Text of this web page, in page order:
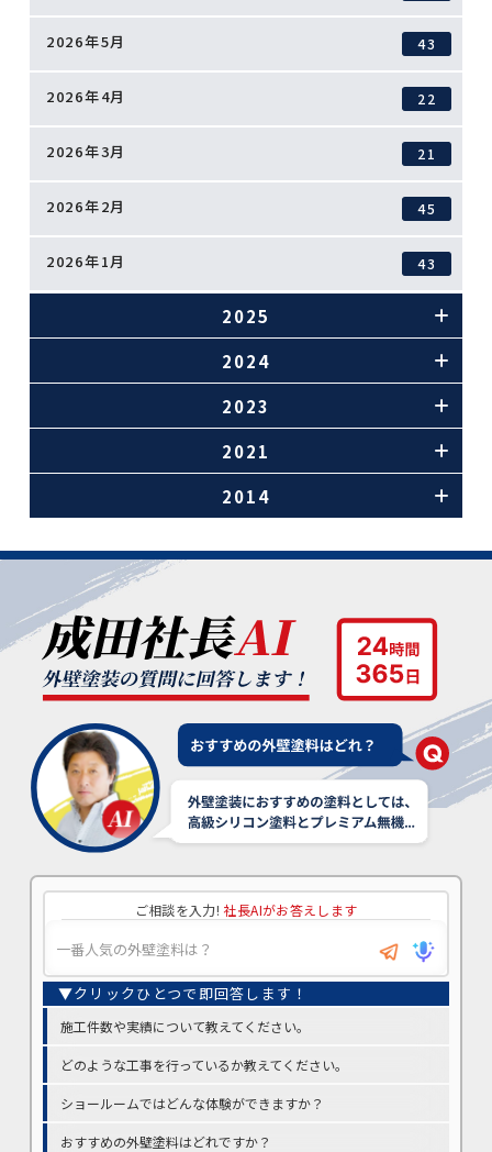
2026年5月 43
2026年4月 22
2026年3月 21
2026年2月 45
2026年1月 43
2025
2024
2023
2021
2014
ご相談を入力! 社長AIがお答えします
施工件数や実績について教えてください。
どのような工事を行っているか教えてください。
ショールームではどんな体験ができますか？
おすすめの外壁塗料はどれですか？